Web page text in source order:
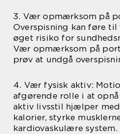
3. Vær opmærksom på
Overspisning kan føre
øget risiko for
Vær opmærksom på
prøv at undgå
4. Vær fysisk aktiv:
afgørende rolle i at opnå
aktiv livsstil hjælper
kalorier, styrke
kardiovaskulære system.